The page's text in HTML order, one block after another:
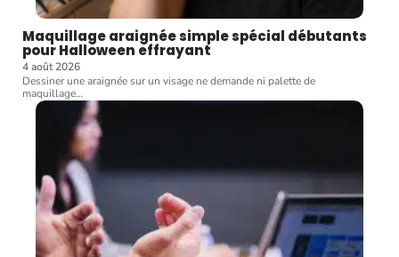
Maquillage araignée simple spécial débutants
pour Halloween effrayant
4 août 2026
Dessiner une araignée sur un visage ne demande ni palette de
maquillage…